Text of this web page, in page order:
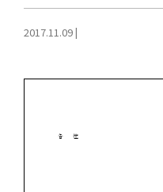
2017.11.09|